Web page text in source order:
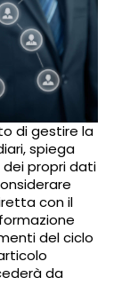
di gestire la
spiega
propri dati
con il
del ciclo
da